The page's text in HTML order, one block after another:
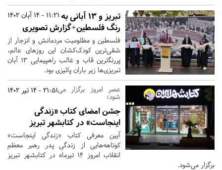
11:21 - 14 آبان 1402 تبریز و ۱۳ آبانی به
رنگ فلسطین+گزارش تصویری
فلسطین و مظلومیت مردمانش و انزجار از
شقی‌ترین کودک‌کشان این روزهای عالم،
پررنگ‍‌ترین قاب و غالب راهپیمایی ۱۳ آبان
تبریزی‌ها زیر باران پائیزی بود.
21:51 - 14 تیر 1402عصر امروز برگزار می
شود؛
جشن امضای کتاب «زندگی
اینجاست» در کتابشهر تبریز
آیین معرفی کتاب «زندگی اینجاست»
کوتاهه‌هایی از زندگی پدر رهبر معظم
انقلاب امروز 14 تیرماه در کتابشهر تبریز
برگزار می‌شود.